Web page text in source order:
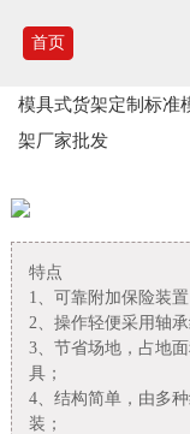
首页
模具式货架定制标准
架厂家批发
特点
1、可靠附加保险装置
2、操作轻便采用轴
3、节省场地，占地
具；
4、结构简单，由多
装；